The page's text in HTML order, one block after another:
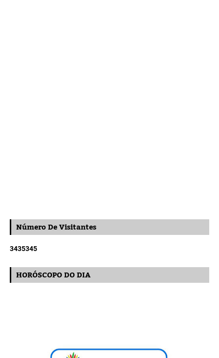
Número De Visitantes
3435345
HORÓSCOPO DO DIA